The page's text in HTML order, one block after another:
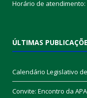
Horário de atendimento:
ÚLTIMAS
Calendário Legislativo
Convite: Encontro da